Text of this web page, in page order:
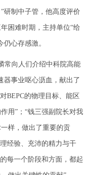
研制中子管，他高度评价
困难时期，主持单位“给
心存感激。
向人们介绍中科院高能
器事业呕心沥血，献出了
BEPC的物理目标、能区
用”；“钱三强副院长对我
样，做出了重要的贡
经验、充沛的精力与干
每一个阶段和方面，都起